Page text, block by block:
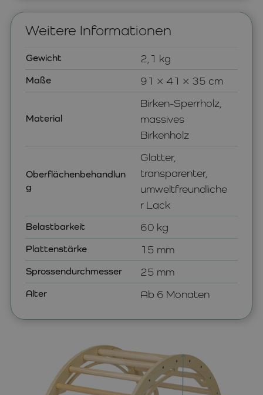
Weitere Informationen
Gewicht 2,1 kg
Maße 91 × 41 × 35 cm
Material
Birken-Sperrholz,
massives
Birkenholz
Oberflächenbehandlun
g
Glatter,
transparenter,
umweltfreundliche
r Lack
Belastbarkeit 60 kg
Plattenstärke 15 mm
Sprossendurchmesser 25 mm
Alter Ab 6 Monaten